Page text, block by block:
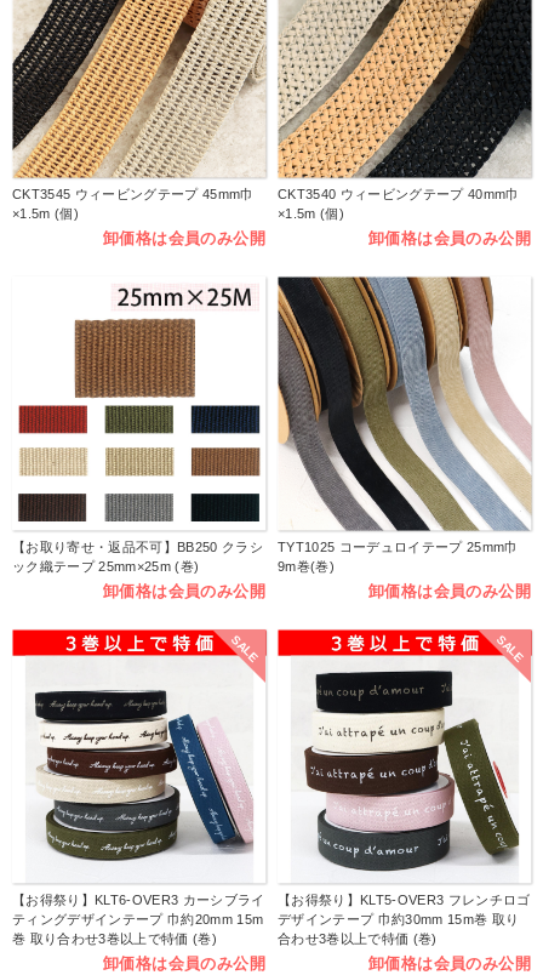
CKT3545 ウィービングテープ 45mm巾
×1.5m (個)
卸価格は会員のみ公開
CKT3540 ウィービングテープ 40mm巾
×1.5m (個)
卸価格は会員のみ公開
【お取り寄せ・返品不可】BB250 クラシ
ック織テープ 25mm×25m (巻)
卸価格は会員のみ公開
TYT1025 コーデュロイテープ 25mm巾
9m巻(巻)
卸価格は会員のみ公開
SALE
【お得祭り】KLT6-OVER3 カーシブライ
ティングデザインテープ 巾約20mm 15m
巻 取り合わせ3巻以上で特価 (巻)
卸価格は会員のみ公開
SALE
【お得祭り】KLT5-OVER3 フレンチロゴ
デザインテープ 巾約30mm 15m巻 取り
合わせ3巻以上で特価 (巻)
卸価格は会員のみ公開